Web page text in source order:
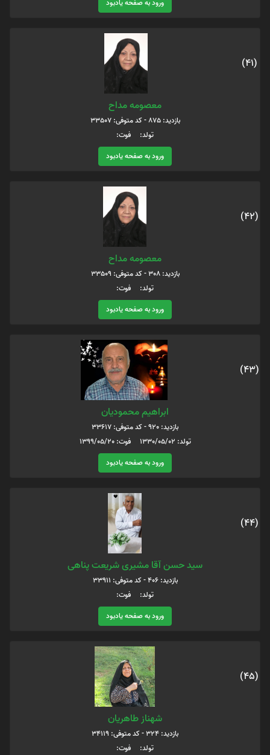
ورود به صفحه یادبود
(41)
معصومه مداح
بازدید: 875 - کد متوفی: 33507
تولد: فوت:
ورود به صفحه یادبود
(42)
معصومه مداح
بازدید: 308 - کد متوفی: 33509
تولد: فوت:
ورود به صفحه یادبود
(43)
ابراهیم محمودیان
بازدید: 920 - کد متوفی: 33617
تولد: 1330/05/02 فوت: 1399/05/20
ورود به صفحه یادبود
(44)
سید حسن آقا مشیری شریعت پناهی
بازدید: 406 - کد متوفی: 33911
تولد: فوت:
ورود به صفحه یادبود
(45)
شهناز طاهریان
بازدید: 324 - کد متوفی: 34119
تولد: فوت: